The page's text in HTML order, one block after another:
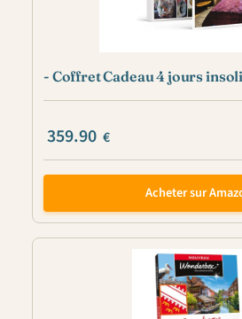
- Coffret Cadeau 4 jours
359.90 €
Acheter sur